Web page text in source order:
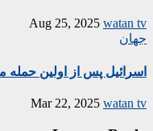
Aug 25, 2025 watan tv
جهان
اسرائیل پس از اولین
Mar 22, 2025 watan tv